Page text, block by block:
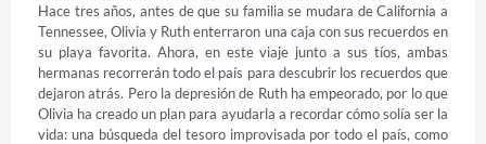
Hace tres años, antes de que su familia se mudara de California a
Tennessee, Olivia y Ruth enterraron una caja con sus recuerdos en
su playa favorita. Ahora, en este viaje junto a sus tíos, ambas
hermanas recorrerán todo el país para descubrir los recuerdos que
dejaron atrás. Pero la depresión de Ruth ha empeorado, por lo que
Olivia ha creado un plan para ayudarla a recordar cómo solía ser la
vida: una búsqueda del tesoro improvisada por todo el país, como